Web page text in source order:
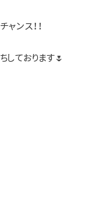
ンス！！
ております🌷